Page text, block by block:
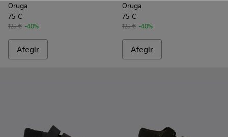
Oruga
75 €
125 € -40%
Afegir
Oruga
75 €
125 € -40%
Afegir